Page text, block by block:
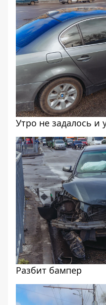
Утро не задалось и
Разбит бампер